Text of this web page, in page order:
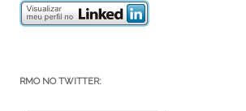
RMO NO TWITTER: